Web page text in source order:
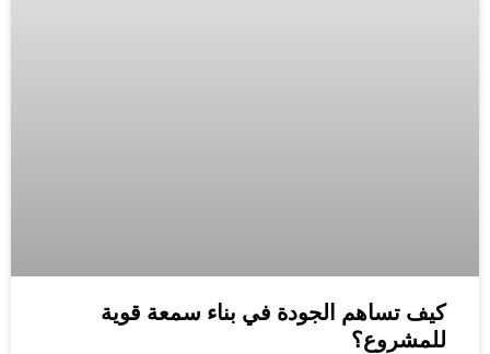
كيف تساهم الجودة في بناء سمعة قوية
للمشروع؟